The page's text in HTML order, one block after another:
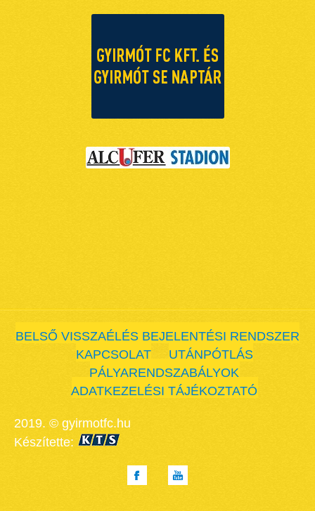
BELSŐ VISSZAÉLÉS BEJELENTÉSI RENDSZER
KAPCSOLAT
UTÁNPÓTLÁS
PÁLYARENDSZABÁLYOK
ADATKEZELÉSI TÁJÉKOZTATÓ
2019. © gyirmotfc.hu
Készítette: